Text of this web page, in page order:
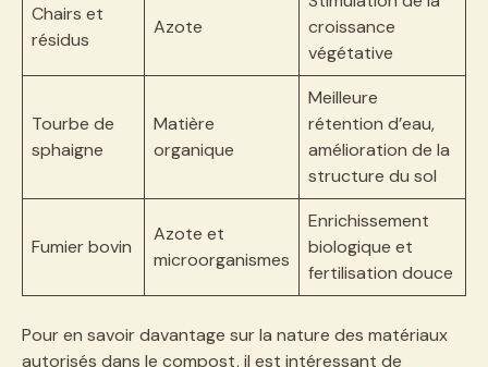
Chairs et
résidus
Azote
croissance
végétative
Tourbe de
sphaigne
Matière
organique
Meilleure
rétention d’eau,
amélioration de la
structure du sol
Fumier bovin
Azote et
microorganismes
Enrichissement
biologique et
fertilisation douce
Pour en savoir davantage sur la nature des matériaux
autorisés dans le compost, il est intéressant de